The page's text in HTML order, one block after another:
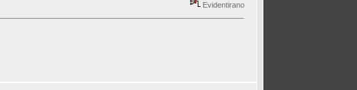
Evidentirano